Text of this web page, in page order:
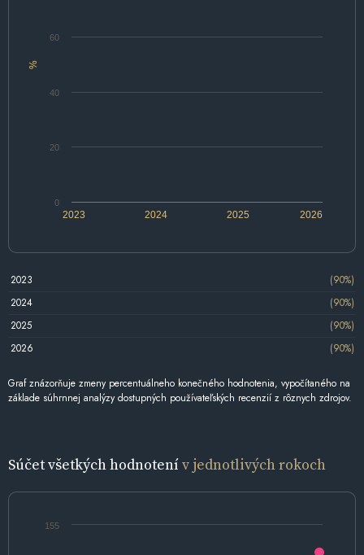
%
2024 2026
2023 2025
0
20
40
60
2023
(90%)
2024
(90%)
2025
(90%)
2026
(90%)
Graf znázorňuje zmeny percentuálneho konečného hodnotenia, vypočítaného na
základe súhrnnej analýzy dostupných používateľských recenzií z rôznych zdrojov.
Súčet všetkých hodnotenív jednotlivých rokoch
155